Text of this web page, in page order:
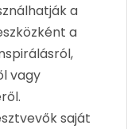
a
a
vagy
saját